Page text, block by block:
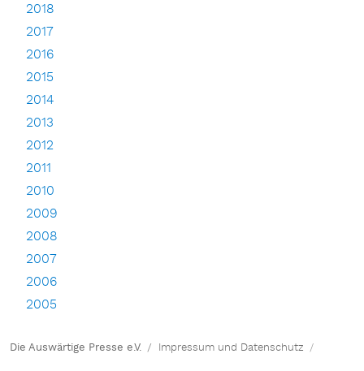
2018
2017
2016
2015
2014
2013
2012
2011
2010
2009
2008
2007
2006
2005
Die Auswärtige Presse e.V. Impressum und Datenschutz